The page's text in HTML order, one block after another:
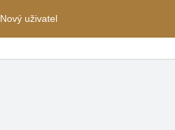
Nový uživatel